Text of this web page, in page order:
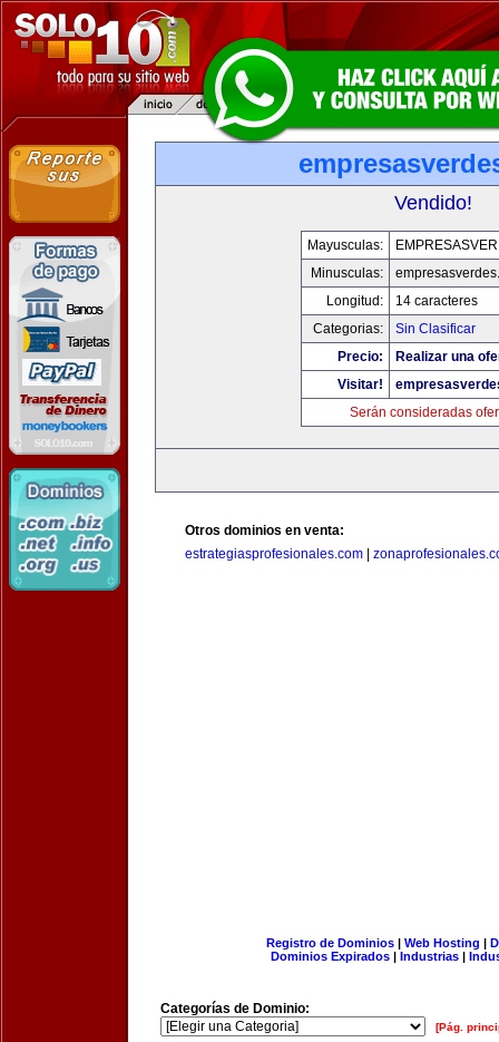
Vendido!
Mayusculas:
Minusculas:
Longitud:
14 caracteres
Categorias:
Sin Clasificar
Precio:
Realizar una
Visitar!
Serán consideradas
Otros dominios en venta:
estrategiasprofesionales.com
Registro de Dominios| Web Hosting |
Dominios Expirados | Industrias |
Categorías de Dominio:
[Pág.